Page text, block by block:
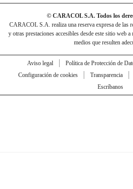
© CARACOL S.A. Todos los
CARACOL S.A. realiza una reserva expresa de las
y otras prestaciones accesibles desde este sitio web
medios que resulten
Aviso legal Política de Protección de
Configuración de cookies
Transparencia
Escríbanos